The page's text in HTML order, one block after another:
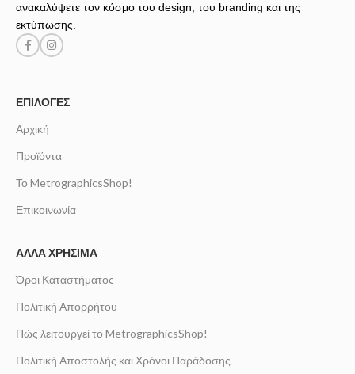
ανακαλύψετε τον κόσμο του design, του branding και της
εκτύπωσης.
ΕΠΙΛΟΓΈΣ
Αρχική
Προϊόντα
Το MetrographicsShop!
Επικοινωνία
ΆΛΛΑ ΧΡΉΣΙΜΑ
Όροι Καταστήματος
Πολιτική Απορρήτου
Πώς λειτουργεί το MetrographicsShop!
Πολιτική Αποστολής και Χρόνοι Παράδοσης